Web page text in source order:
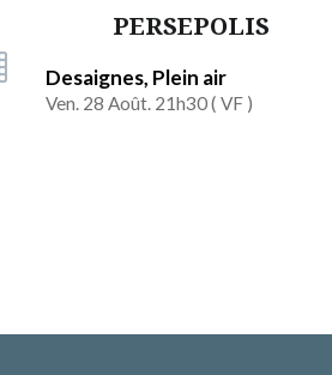
PERSEPOLIS
Desaignes, Plein air
Ven. 28 Août. 21h30 (VF )